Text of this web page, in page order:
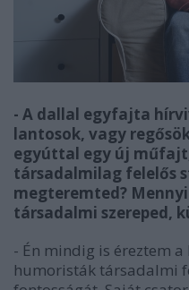
- A dallal egyfajta
lantosok, vagy
egyúttal egy új műfajt,
társadalmilag felelős
megteremted?
társadalmi szereped,
- Én mindig is éreztem
humoristák társadalmi